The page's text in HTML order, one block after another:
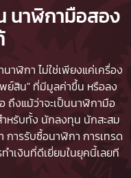
นาฬิกามือสอง
าฬิกา ไม่ใช่เพียงแค่เครื่อง
ย์สิน" ที่มีมูลค่าขึ้น หรือลง
ถึงแม้ว่าจะเป็นนาฬิกามือ
หรับทั้ง นักลงทุน นักสะสม
การรับซื้อนาฬิกา การเทรด
ำเงินที่ดีเยี่ยมในยุคนี้เลยที